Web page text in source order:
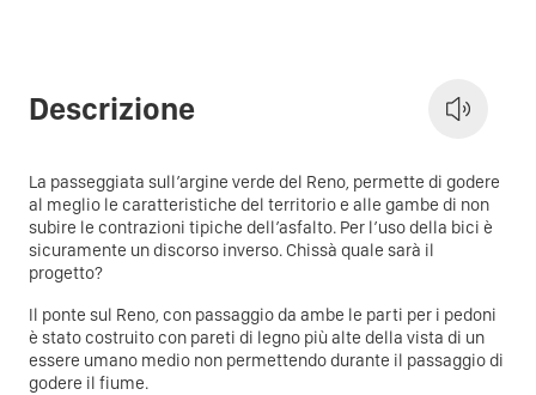
Descrizione
La passeggiata sull’argine verde del Reno, permette di godere
al meglio le caratteristiche del territorio e alle gambe di non
subire le contrazioni tipiche dell’asfalto. Per l’uso della bici è
sicuramente un discorso inverso. Chissà quale sarà il
progetto?
Il ponte sul Reno, con passaggio da ambe le parti per i pedoni
è stato costruito con pareti di legno più alte della vista di un
essere umano medio non permettendo durante il passaggio di
godere il fiume.